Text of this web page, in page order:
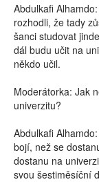
Abdulkafi
rozhodli, že tady
šanci studovat
dál budu učit na
někdo učil.
Moderátorka: Jak
univerzitu?
Abdulkafi
bojí, než se
dostanu na
svou šestiměsíční